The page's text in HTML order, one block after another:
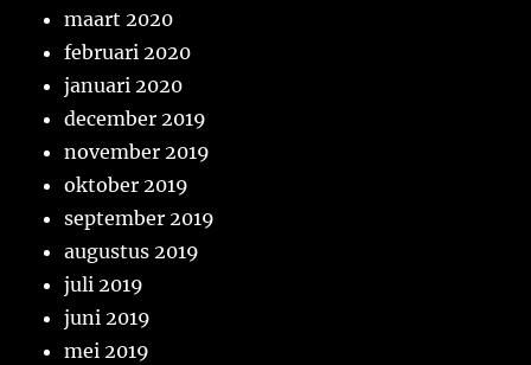
maart 2020
februari 2020
januari 2020
december 2019
november 2019
oktober 2019
september 2019
augustus 2019
juli 2019
juni 2019
mei 2019